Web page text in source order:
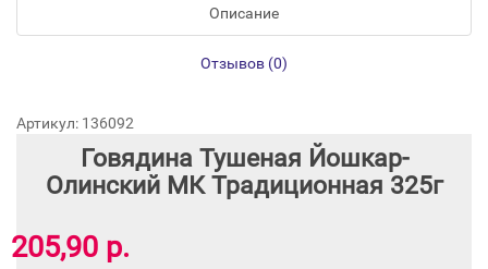
Описание
Отзывов (0)
Артикул: 136092
Говядина Тушеная Йошкар-
Олинский МК Традиционная 325г
205,90 р.